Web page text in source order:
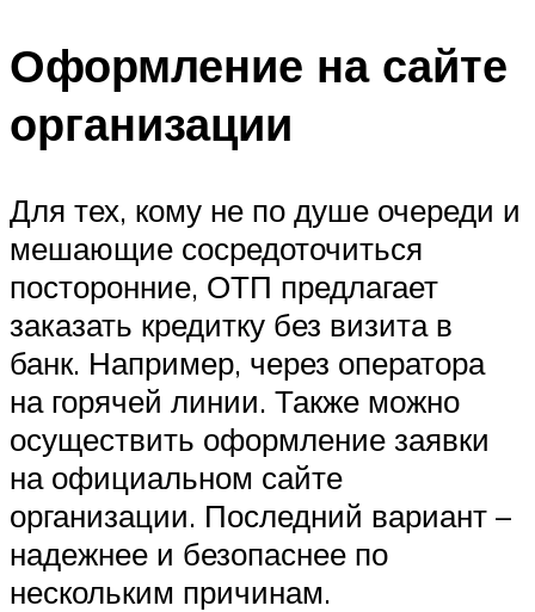
Оформление на сайте
организации
Для тех, кому не по душе очереди и
мешающие сосредоточиться
посторонние, ОТП предлагает
заказать кредитку без визита в
банк. Например, через оператора
на горячей линии. Также можно
осуществить оформление заявки
на официальном сайте
организации. Последний вариант –
надежнее и безопаснее по
нескольким причинам.